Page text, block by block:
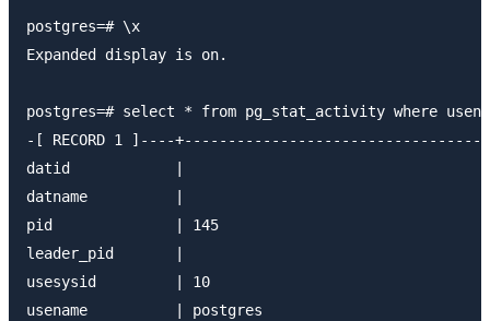
postgres=# \x
Expanded display is on.
postgres=# select * from pg_stat_activity where
-[ RECORD 1 ]----
datid            |
datname          |
pid              | 145
leader_pid       |
usesysid         | 10
usename          | postgres